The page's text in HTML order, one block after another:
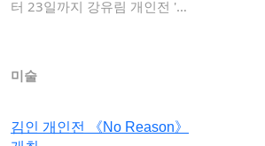
터 23일까지 강유림 개인전 '숨,
미술
김인 개인전 《No Reason》